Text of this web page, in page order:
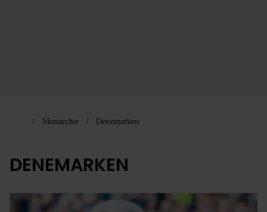
Monarchie Denemarken
DENEMARKEN